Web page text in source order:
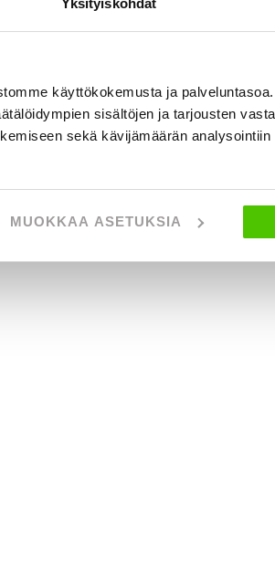
Yksityiskohdat
käyttökokemusta ja
sisältöjen ja tarjousten
sekä kävijämäärän
MUOKKAA ASETUKSIA